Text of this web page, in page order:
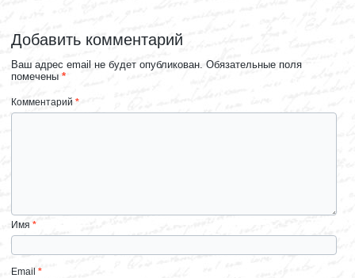
Добавить комментарий
Ваш адрес email не будет опубликован. Обязательные поля
помечены*
Комментарий*
Имя*
Email*